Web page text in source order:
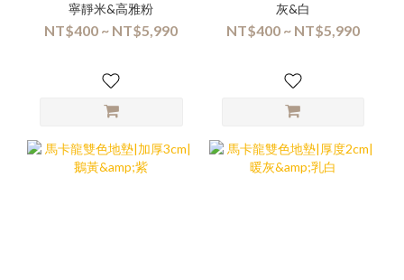
寧靜米&高雅粉
NT$400 ~ NT$5,990
灰&白
NT$400 ~ NT$5,990